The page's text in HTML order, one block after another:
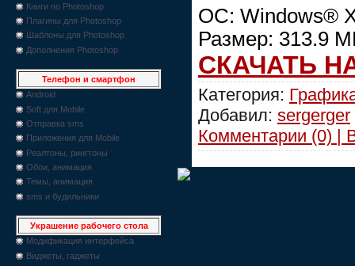
Книги по Photoshop
Плагины для Photoshop
Шаблоны для Photoshop
Дополнения Photoshop
Телефон и смартфон
Android
Soft для Mobile
Отправка sms
Приложения для Mobile
Реалтоны, рингтоны
Обои, анимация
Темы, анимация
sms и будильники
Украшение рабочего стола
Модификация интерфейса
Виджеты, гаджеты
ОС: Windows®
Размер: 313.9
СКАЧАТЬ
Категория:
Добавил: sergerger
Комментарии (0) |